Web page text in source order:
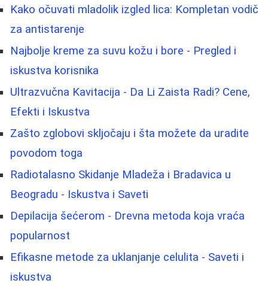
Kako očuvati mladolik izgled lica: Kompletan vodič
za antistarenje
Najbolje kreme za suvu kožu i bore - Pregled i
iskustva korisnika
Ultrazvučna Kavitacija - Da Li Zaista Radi? Cene,
Efekti i Iskustva
Zašto zglobovi skljočaju i šta možete da uradite
povodom toga
Radiotalasno Skidanje Mladeža i Bradavica u
Beogradu - Iskustva i Saveti
Depilacija šećerom - Drevna metoda koja vraća
popularnost
Efikasne metode za uklanjanje celulita - Saveti i
iskustva